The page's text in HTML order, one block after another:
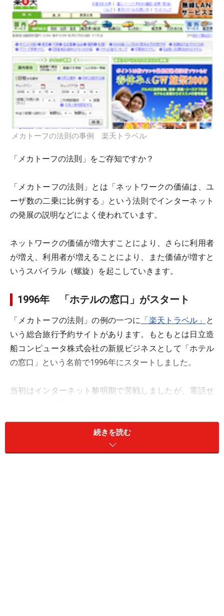
メカトーフの法則の事例 楽天トラベル
「メカトーフの法則」をご存知ですか？
「メカトーフの法則」とは「ネットワークの価値は、ユ
ーザ数の二乗に比例する」という法則でインターネット
の発展の説明などによく使われています。
ネットワークの価値が増大すことにより、さらに利用者
が増え、利用者が増えることにより、また価値が増すと
いうスパイラル（螺旋）を起こしていきます。
1996年 「ホテルの窓口」がスタート
「メカトーフの法則」の例の一つに 「楽天トラベル」 と
いう総合旅行予約サイトがあります。もともとは日立造
船コンピュータ株式会社の新規ビジネスとして「ホテル
の窓口」という名前で1996年にスタートしました。
当初はインターネット黎明期で苦戦しましたが、電話せ
使いやすいシステムに改善していくことで、ビジネスマ
ンを中心とした利用者がどんどんと増えました。
続きを読む